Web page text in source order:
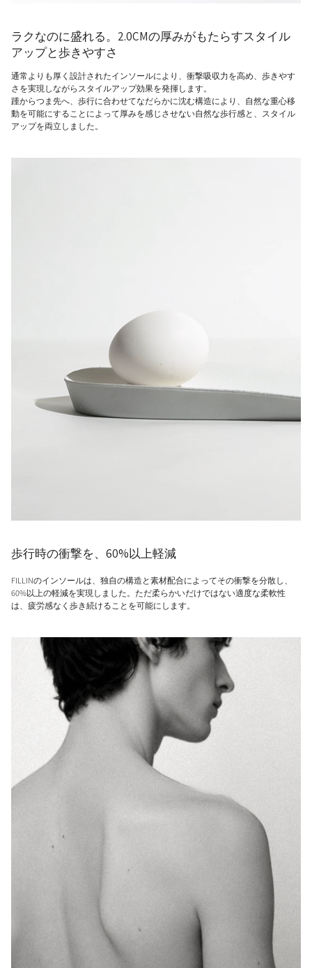
ラクなのに盛れる。2.0CMの厚みがもたらすスタイル
アップと歩きやすさ
通常よりも厚く設計されたインソールにより、衝撃吸収力を高め、歩きやす
さを実現しながらスタイルアップ効果を発揮します。
踵からつま先へ、歩行に合わせてなだらかに沈む構造により、 自然な重心移
動を可能にすることによって厚みを感じさせない自然な歩行感と、スタイル
アップを両立しました。
歩行時の衝撃を、60%以上軽減
FILLINのインソールは、独自の構造と素材配合によってその衝撃を分散し、
60%以上の軽減を実現しました。ただ柔らかいだけではない適度な柔軟性
は、疲労感なく歩き続けることを可能にします。